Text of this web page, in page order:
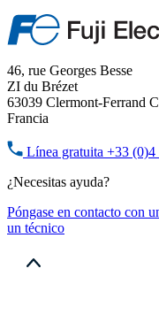
46, rue Georges Besse
ZI du Brézet
63039 Clermont-Ferrand
Francia
Línea gratuita +33 (0)4
¿Necesitas ayuda?
Póngase en contacto con
un técnico